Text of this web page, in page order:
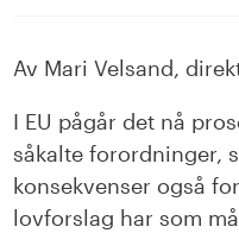
Av Mari Velsand,
I EU pågår det nå
såkalte forordninger,
konsekvenser også for
lovforslag har som